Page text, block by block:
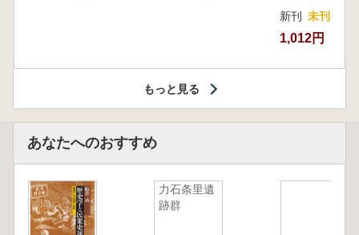
新刊 未刊
1,012円
もっと見る
あなたへのおすすめ
力石条里遺
跡群